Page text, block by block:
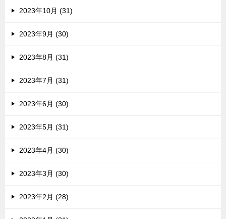
2023年10月 (31)
2023年9月 (30)
2023年8月 (31)
2023年7月 (31)
2023年6月 (30)
2023年5月 (31)
2023年4月 (30)
2023年3月 (30)
2023年2月 (28)